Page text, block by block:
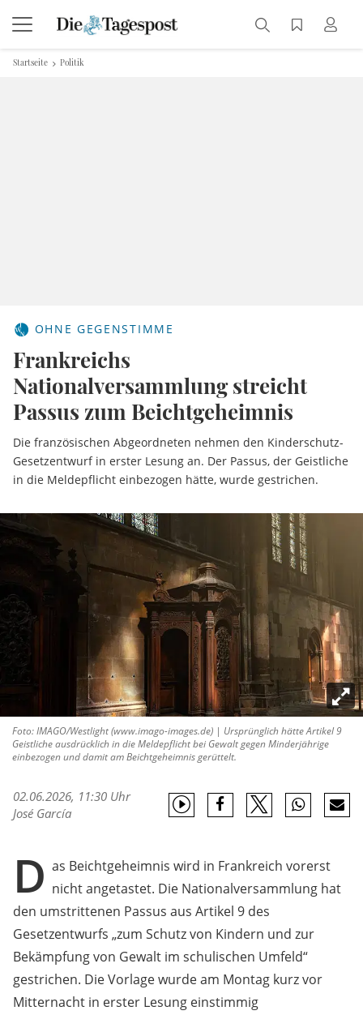
Startseite Politik
OHNE GEGENSTIMME
Frankreichs
Nationalversammlung streicht
Passus zum Beichtgeheimnis
Die französischen Abgeordneten nehmen den Kinderschutz-
Gesetzentwurf in erster Lesung an. Der Passus, der Geistliche
in die Meldepflicht einbezogen hätte, wurde gestrichen.
Foto: IMAGO/Westlight (www.imago-images.de) | Ursprünglich hätte Artikel 9
Geistliche ausdrücklich in die Meldepflicht bei Gewalt gegen Minderjährige
einbezogen und damit am Beichtgeheimnis gerüttelt.
02.06.2026, 11:30 Uhr
José García
D as Beichtgeheimnis wird in Frankreich vorerst
nicht angetastet. Die Nationalversammlung hat
den umstrittenen Passus aus Artikel 9 des
Gesetzentwurfs „zum Schutz von Kindern und zur
Bekämpfung von Gewalt im schulischen Umfeld“
gestrichen. Die Vorlage wurde am Montag kurz vor
Mitternacht in erster Lesung einstimmig